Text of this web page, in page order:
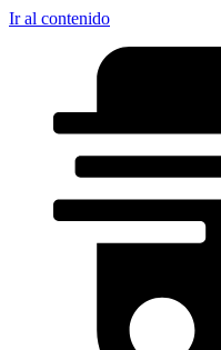
Ir al contenido